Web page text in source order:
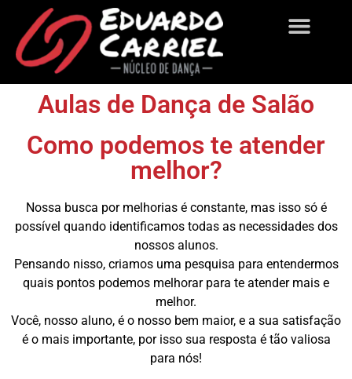
Aulas de Dança de Salão
Como podemos te atender
melhor?
Nossa busca por melhorias é constante, mas isso só é
possível quando identificamos todas as necessidades dos
nossos alunos.
Pensando nisso, criamos uma pesquisa para entendermos
quais pontos podemos melhorar para te atender mais e
melhor.
Você, nosso aluno, é o nosso bem maior, e a sua satisfação
é o mais importante, por isso sua resposta é tão valiosa
para nós!